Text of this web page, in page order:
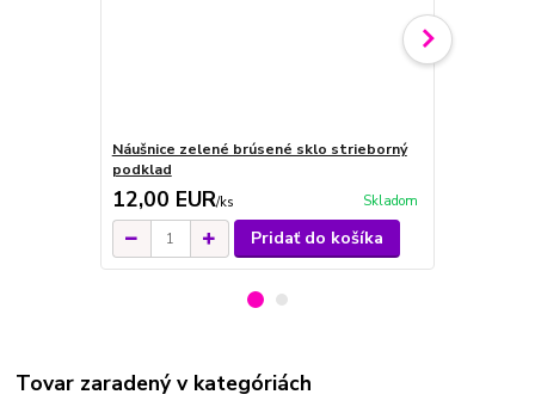
Náušnice zelené brúsené sklo strieborný
podklad
12,00 EUR/ks Skladom
Pridať do košíka
Tovar zaradený v kategóriách